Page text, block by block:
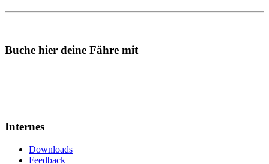
Buche hier deine Fähre mit
Internes
Downloads
Feedback